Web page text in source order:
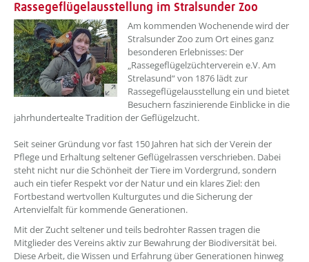
Rassegeflügelausstellung im Stralsunder Zoo
??? absaetzeOben[1]/titel ???
Am kommenden Wochenende wird der
Stralsunder Zoo zum Ort eines ganz
besonderen Erlebnisses: Der
„Rassegeflügelzüchterverein e.V. Am
Strelasund“ von 1876 lädt zur
Rassegeflügelausstellung ein und bietet
Besuchern faszinierende Einblicke in die
jahrhundertealte Tradition der Geflügelzucht.
Seit seiner Gründung vor fast 150 Jahren hat sich der Verein der
Pflege und Erhaltung seltener Geflügelrassen verschrieben. Dabei
steht nicht nur die Schönheit der Tiere im Vordergrund, sondern
auch ein tiefer Respekt vor der Natur und ein klares Ziel: den
Fortbestand wertvollen Kulturgutes und die Sicherung der
Artenvielfalt für kommende Generationen.
Mit der Zucht seltener und teils bedrohter Rassen tragen die
Mitglieder des Vereins aktiv zur Bewahrung der Biodiversität bei.
Diese Arbeit, die Wissen und Erfahrung über Generationen hinweg